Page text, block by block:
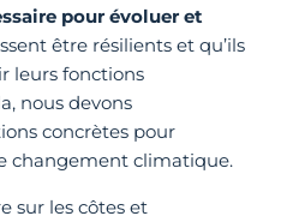
pour évoluer et
être résilients et qu’ils
leurs fonctions
nous devons
concrètes pour
changement climatique.
sur les côtes et